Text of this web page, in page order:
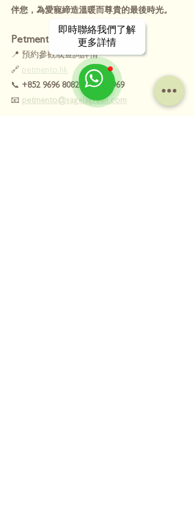
即時聯絡我們了解
更多詳情
伴您，為愛寵締造溫暖而尊貴的最後時光。
Petmento 寵物善終服務
📍 預約參觀或查詢詳情
🔗 petmento.hk
📞 +852 9696 8082 / 2111 1969
📧 petmento@sagelagreen.com